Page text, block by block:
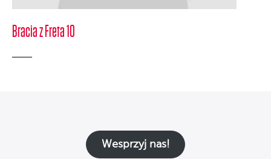
Bracia z Freta 10
Wesprzyj nas!